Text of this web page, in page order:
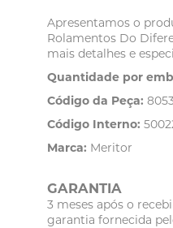
Apresentamos o
Rolamentos Do
mais detalhes e
Quantidade por
Código da Peça:
Código Interno:
Marca: Meritor
GARANTIA
3 meses após o
garantia fornecida